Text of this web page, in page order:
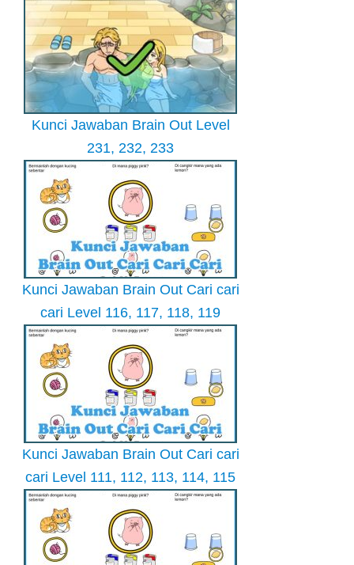
Kunci Jawaban Brain Out Level
231, 232, 233
Kunci Jawaban Brain Out Cari cari
cari Level 116, 117, 118, 119
Kunci Jawaban Brain Out Cari cari
cari Level 111, 112, 113, 114, 115